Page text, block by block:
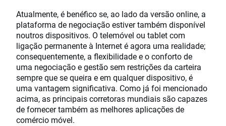
Atualmente, é benéfico se, ao lado da versão online, a
plataforma de negociação estiver também disponível
noutros dispositivos. O telemóvel ou tablet com
ligação permanente à Internet é agora uma realidade;
consequentemente, a flexibilidade e o conforto de
uma negociação e gestão sem restrições da carteira
sempre que se queira e em qualquer dispositivo, é
uma vantagem significativa. Como já foi mencionado
acima, as principais corretoras mundiais são capazes
de fornecer também as melhores aplicações de
comércio móvel.